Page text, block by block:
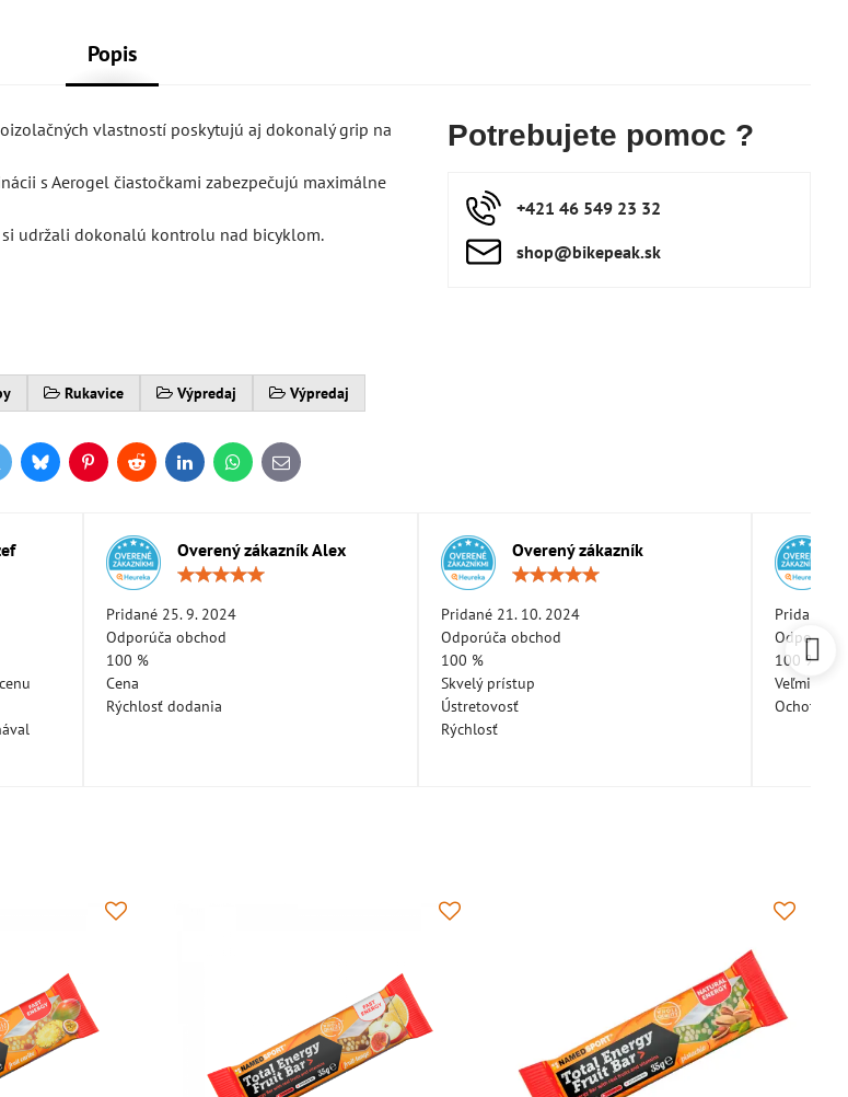
Popis
vlastností poskytujú aj dokonalý grip na
s Aerogel čiastočkami zabezpečujú maximálne
si udržali dokonalú kontrolu nad bicyklom.
Rukavice Výpredaj Výpredaj
Potrebujete pomoc ?
+421 46 549 23 32
shop​@bikepeak​.sk
BlueskyPinterestRedditLinkedInWhatsApp
E-
mail
Overený zákazník Alex
Pridané 25. 9. 2024
Odporúča obchod
100 %
Cena
Rýchlosť dodania
Overený zákazník
Pridané 21. 10. 2024
Odporúča obchod
100 %
Skvelý prístup
Ústretovosť
Rýchlosť
Pridané
Odporúča
100 %
Veľmi
Ochotná